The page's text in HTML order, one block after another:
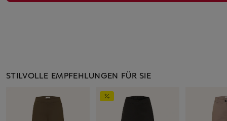
STILVOLLE EMPFEHLUNGEN FÜR SIE